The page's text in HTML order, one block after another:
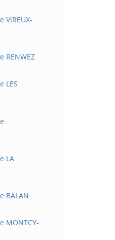
RENWEZ
LES
LA
BALAN
MONTCY-